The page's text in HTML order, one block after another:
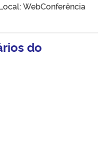
WebConferência
do